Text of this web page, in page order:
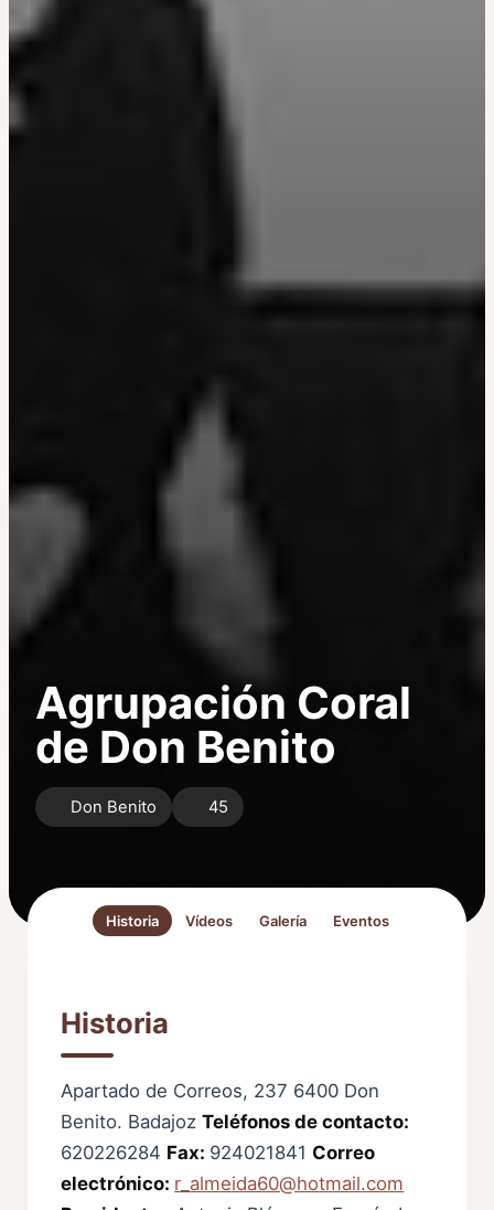
Agrupación Coral
de Don Benito
Don Benito 45
Historia Vídeos Galería Eventos
Historia
Apartado de Correos, 237 6400 Don
Benito. BadajozTeléfonos de contacto:
620226284 Fax: 924021841 Correo
electrónico: r_almeida60@hotmail.com